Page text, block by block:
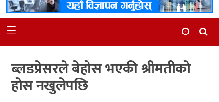
मनोरञ्जन
अन्तर्वार्ता
समाज
☰
ब्लडप्रेसरले बेहोस भएकी श्रीमतीको
होस नखुलेपछि